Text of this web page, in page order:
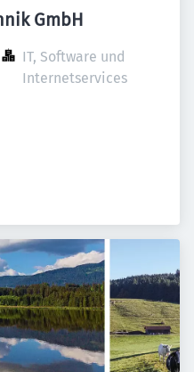
GmbH
IT, Software und
Internetservices